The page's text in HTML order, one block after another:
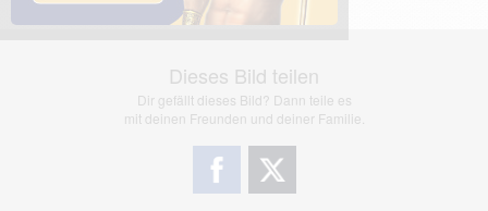
Dieses Bild teilen
Dir gefällt dieses Bild? Dann teile es
mit deinen Freunden und deiner Familie.